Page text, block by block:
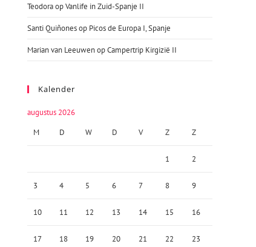
TeodoraopVanlife in Zuid-Spanje II
Santi Quiñonesop Picos de Europa I, Spanje
Marian van LeeuwenopCampertrip Kirgizië II
Kalender
augustus 2026
M
D W D V Z Z
1 2
3 4 5 6 7 8 9
10 11 12 13 14 15 16
17 18 19 20 21 22 23